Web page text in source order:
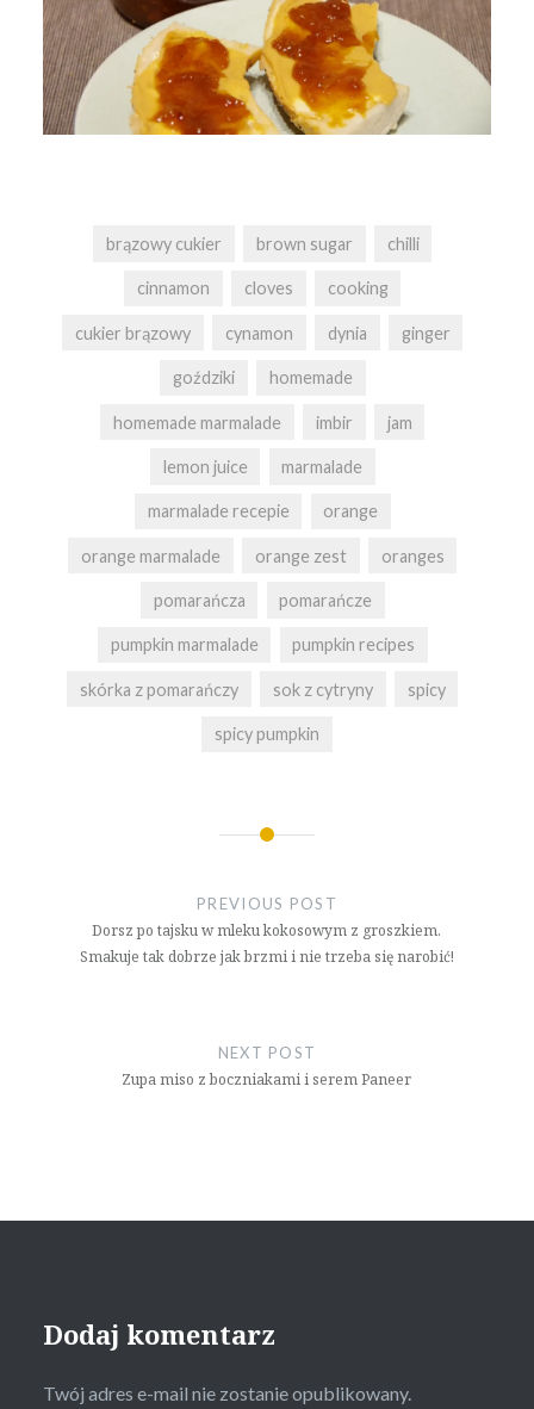
brązowy cukier brown sugar chilli
cinnamon cloves cooking
cukier brązowy cynamon dynia ginger
goździki homemade
homemade marmalade imbir jam
lemon juice marmalade
marmalade recepie orange
orange marmalade orange zest oranges
pomarańcza pomarańcze
pumpkin marmalade pumpkin recipes
skórka z pomarańczy sok z cytryny spicy
spicy pumpkin
PREVIOUS POST
Dorsz po tajsku w mleku kokosowym z groszkiem.
Smakuje tak dobrze jak brzmi i nie trzeba się narobić!
NEXT POST
Zupa miso z boczniakami i serem Paneer
Dodaj komentarz
Twój adres e-mail nie zostanie opublikowany.